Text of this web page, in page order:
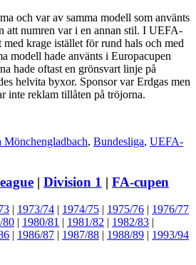
och var av samma modell som använts
att numren var i en annan stil. I UEFA-
med krage istället för rund hals och med
modell hade använts i Europacupen
hade oftast en grönsvart linje på
helvita byxor. Sponsor var Erdgas men
inte reklam tillåten på tröjorna.
Mönchengladbach, Bundesliga, UEFA-
| Division 1 | FA-cupen
| 1973/74 | 1974/75 | 1975/76 | 1976/77
80 | 1980/81 | 1981/82 | 1982/83 |
| 1986/87 | 1987/88 | 1988/89 | 1993/94